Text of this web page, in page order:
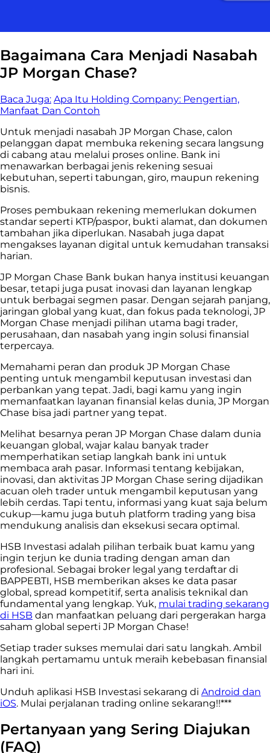
Bagaimana Cara Menjadi Nasabah
JP Morgan Chase?
Baca Juga: Apa Itu Holding Company: Pengertian,
Manfaat Dan Contoh
Untuk menjadi nasabah JP Morgan Chase, calon
pelanggan dapat membuka rekening secara langsung
di cabang atau melalui proses online. Bank ini
menawarkan berbagai jenis rekening sesuai
kebutuhan, seperti tabungan, giro, maupun rekening
bisnis.
Proses pembukaan rekening memerlukan dokumen
standar seperti KTP/paspor, bukti alamat, dan dokumen
tambahan jika diperlukan. Nasabah juga dapat
mengakses layanan digital untuk kemudahan transaksi
harian.
JP Morgan Chase Bank bukan hanya institusi keuangan
besar, tetapi juga pusat inovasi dan layanan lengkap
untuk berbagai segmen pasar. Dengan sejarah panjang,
jaringan global yang kuat, dan fokus pada teknologi, JP
Morgan Chase menjadi pilihan utama bagi trader,
perusahaan, dan nasabah yang ingin solusi finansial
terpercaya.
Memahami peran dan produk JP Morgan Chase
penting untuk mengambil keputusan investasi dan
perbankan yang tepat. Jadi, bagi kamu yang ingin
memanfaatkan layanan finansial kelas dunia, JP Morgan
Chase bisa jadi partner yang tepat.
Melihat besarnya peran JP Morgan Chase dalam dunia
keuangan global, wajar kalau banyak trader
memperhatikan setiap langkah bank ini untuk
membaca arah pasar. Informasi tentang kebijakan,
inovasi, dan aktivitas JP Morgan Chase sering dijadikan
acuan oleh trader untuk mengambil keputusan yang
lebih cerdas. Tapi tentu, informasi yang kuat saja belum
cukup—kamu juga butuh platform trading yang bisa
mendukung analisis dan eksekusi secara optimal.
HSB Investasi adalah pilihan terbaik buat kamu yang
ingin terjun ke dunia trading dengan aman dan
profesional. Sebagai broker legal yang terdaftar di
BAPPEBTI, HSB memberikan akses ke data pasar
global, spread kompetitif, serta analisis teknikal dan
fundamental yang lengkap. Yuk, mulai trading sekarang
di HSB dan manfaatkan peluang dari pergerakan harga
saham global seperti JP Morgan Chase!
Setiap trader sukses memulai dari satu langkah. Ambil
langkah pertamamu untuk meraih kebebasan finansial
hari ini.
Unduh aplikasi HSB Investasi sekarang di Android dan
iOS. Mulai perjalanan trading online sekarang!!***
Pertanyaan yang Sering Diajukan
(FAQ)